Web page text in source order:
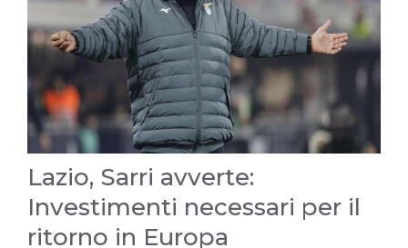
Lazio, Sarri avverte:
Investimenti necessari per il
ritorno in Europa